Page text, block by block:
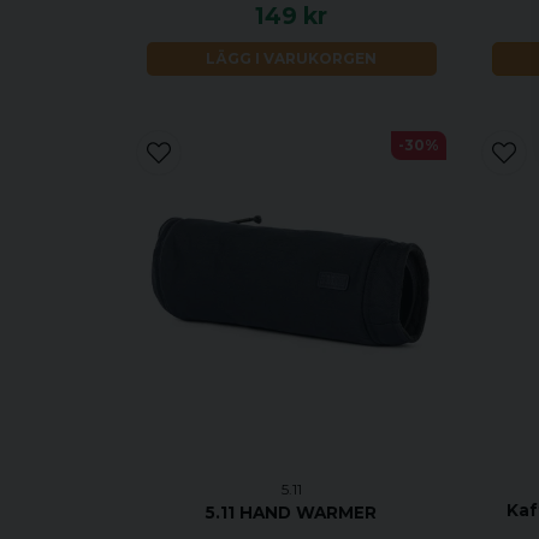
149 kr
LÄGG I VARUKORGEN
5.11
5.11 HAND WARMER
-30%